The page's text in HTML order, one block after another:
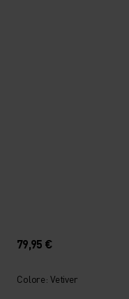
79,95 €
Colore: Vetiver